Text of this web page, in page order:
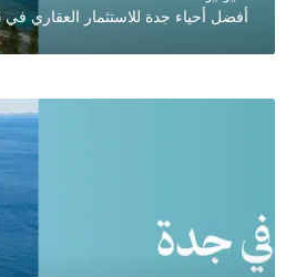
أفضل أحياء جدة للاستثمار العقاري في 2026